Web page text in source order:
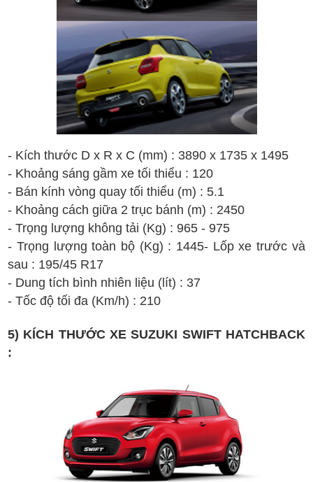
- Kích thước D x R x C (mm) : 3890 x 1735 x 1495
- Khoảng sáng gầm xe tối thiểu : 120
- Bán kính vòng quay tối thiểu (m) : 5.1
- Khoảng cách giữa 2 trục bánh (m) : 2450
- Trọng lượng không tải (Kg) : 965 - 975
- Trọng lượng toàn bộ (Kg) : 1445- Lốp xe trước và
sau : 195/45 R17
- Dung tích bình nhiên liệu (lít) : 37
- Tốc độ tối đa (Km/h) : 210
5) KÍCH THƯỚC XE SUZUKI SWIFT HATCHBACK
: